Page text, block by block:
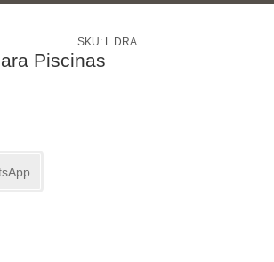
SKU: L.DRA
Piscinas